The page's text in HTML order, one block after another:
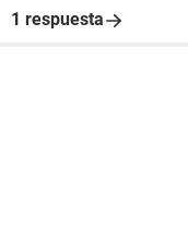
1 respuesta